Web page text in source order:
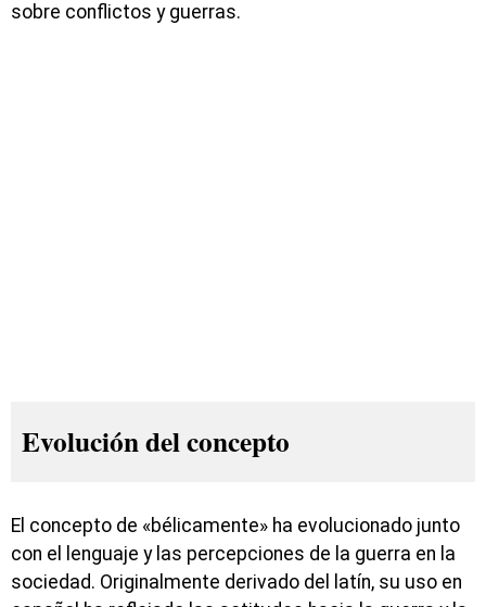
sobre conflictos y guerras.
Evolución del concepto
El concepto de «bélicamente» ha evolucionado junto
con el lenguaje y las percepciones de la guerra en la
sociedad. Originalmente derivado del latín, su uso en